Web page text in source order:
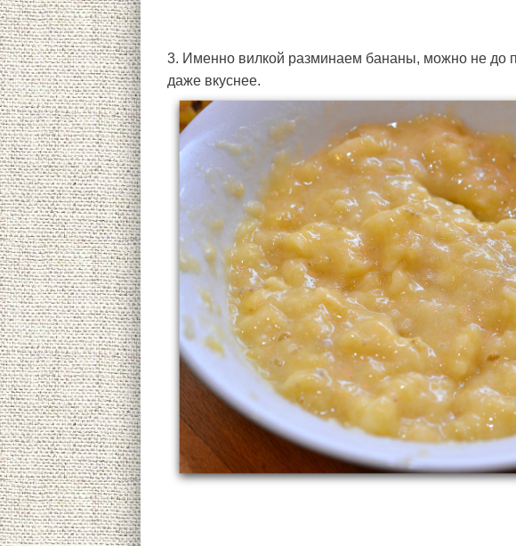
3. Именно вилкой разминаем бананы, можно не до
даже вкуснее.